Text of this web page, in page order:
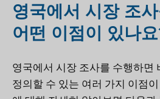
영국에서 시장 조
어떤 이점이 있나
영국에서 시장 조사를 수행하면
정의할 수 있는 여러 가지 이점